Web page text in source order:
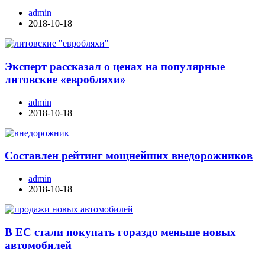
admin
2018-10-18
Эксперт рассказал о ценах на популярные
литовские «евробляхи»
admin
2018-10-18
Составлен рейтинг мощнейших внедорожников
admin
2018-10-18
В ЕС стали покупать гораздо меньше новых
автомобилей